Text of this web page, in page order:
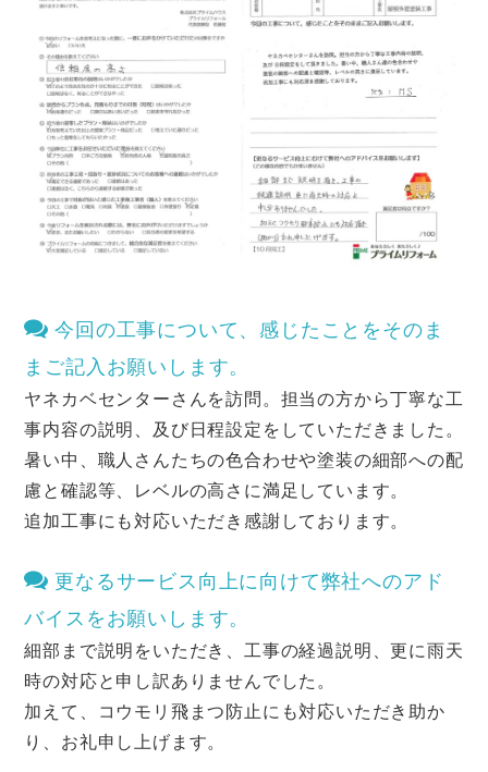
今回の工事について、感じたことをそのま
まご記入お願いします。
ヤネカベセンターさんを訪問。担当の方から丁寧な工
事内容の説明、及び日程設定をしていただきました。
暑い中、職人さんたちの色合わせや塗装の細部への配
慮と確認等、レベルの高さに満足しています。
追加工事にも対応いただき感謝しております。
更なるサービス向上に向けて弊社へのアド
バイスをお願いします。
細部まで説明をいただき、工事の経過説明、更に雨天
時の対応と申し訳ありませんでした。
加えて、コウモリ飛まつ防止にも対応いただき助か
り、お礼申し上げます。